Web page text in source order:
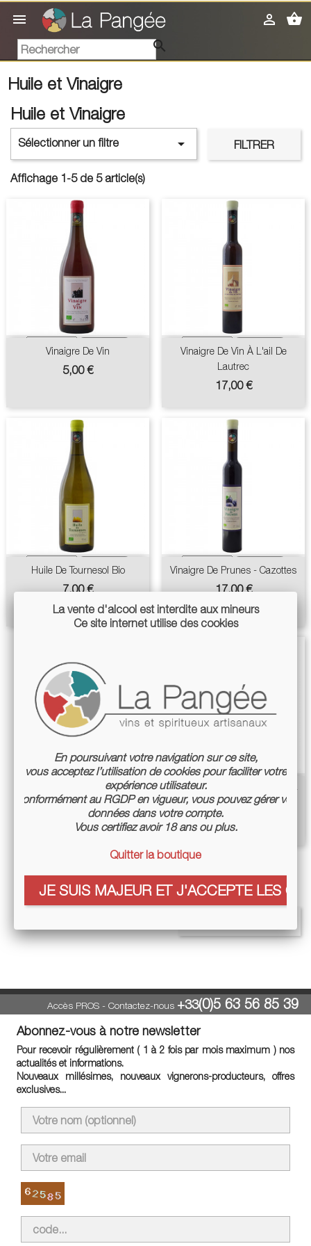
 shopping_basket


Huile et Vinaigre
Huile et Vinaigre
Sélectionner un filtre  FILTRER
Affichage 1-5 de 5 article(s)
Vinaigre De Vin
Prix
5,00 €
Vinaigre De Vin À L'ail De
Lautrec
Prix
17,00 €
Huile De Tournesol Bio
Prix
7,00 €
Vinaigre De Prunes - Cazottes
Prix
17,00 €
Vinaigre De Coings Sauvages -
Cazottes
Prix
17,00 €
Accès PROS- Contactez-nous +33(0)5 63 56 85 39
Abonnez-vous à notre newsletter
Pour recevoir régulièrement ( 1 à 2 fois par mois maximum ) nos
actualités et informations.
Nouveaux millésimes, nouveaux vignerons-producteurs, offres
exclusives...
La vente d'alcool est interdite aux mineurs
Ce site internet utilise des cookies
En poursuivant votre navigation sur ce site,
vous acceptez l’utilisation de cookies pour faciliter votre
expérience utilisateur.
Conformément au RGDP en vigueur, vous pouvez gérer vos
données dans votre compte.
Vous certifiez avoir 18 ans ou plus.
Quitter la boutique
JE SUIS MAJEUR ET J'ACCEPTE LES